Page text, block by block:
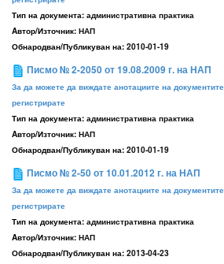
Тип на документа: административна практика
Aвтор/Източник: НАП
Обнародван/Публикуван на: 2010-01-19
Писмо № 2-2050 от 19.08.2009 г. на НАП
За да можете да виждате анотациите на
регистрирате
Тип на документа: административна практика
Aвтор/Източник: НАП
Обнародван/Публикуван на: 2010-01-19
Писмо № 2-50 от 10.01.2012 г. на НАП
За да можете да виждате анотациите на
регистрирате
Тип на документа: административна практика
Aвтор/Източник: НАП
Обнародван/Публикуван на: 2013-04-23